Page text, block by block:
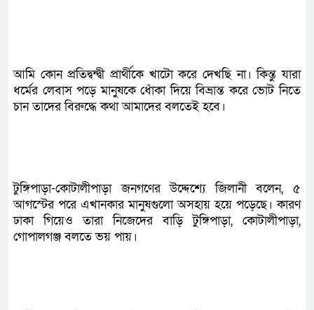
আমি কোন প্রতিদ্বন্দ্বী প্রার্থীকে খাটো করে দেখছি না। কিন্তু যারা
ধর্মের লেবাস পড়ে মানুষকে ধোঁকা দিয়ে বিভ্রান্ত করে ভোট নিতে
চান তাদের বিরুদ্ধে কথা আমাদের বলতেই হবে।
টুঙ্গিপাড়া-কোটালীপাড়া জনগণের উদ্দেশ্যে জিলানী বলেন, ৫
আগস্টের পরে এখানকার মানুষগুলো অসহায় হয়ে পড়েছে। কারণ
ঢাকা গিয়েও তারা নিজেদের বাড়ি টুঙ্গিপাড়া, কোটালীপাড়া,
গোপালগঞ্জ বলতে ভয় পায়।